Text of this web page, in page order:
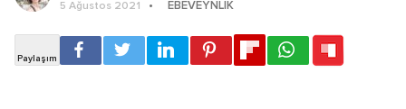
5 Ağustos 2021 EBEVEYNLIK